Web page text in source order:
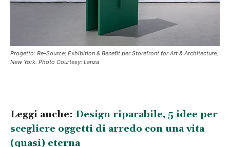
Progetto: Re-Source; Exhibition & Benefit per Storefront for Art & Architecture,
New York. Photo Courtesy: Lanza
Leggi anche: Design riparabile, 5 idee per
scegliere oggetti di arredo con una vita
(quasi) eterna